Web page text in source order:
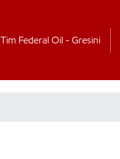
Tim Federal Oil - Gresini